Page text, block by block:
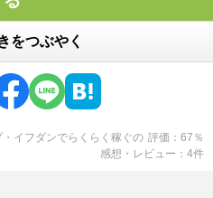
をつぶやく
イフダンでらくらく稼ぐの 評価 67 ％
感想・レビュー
4件